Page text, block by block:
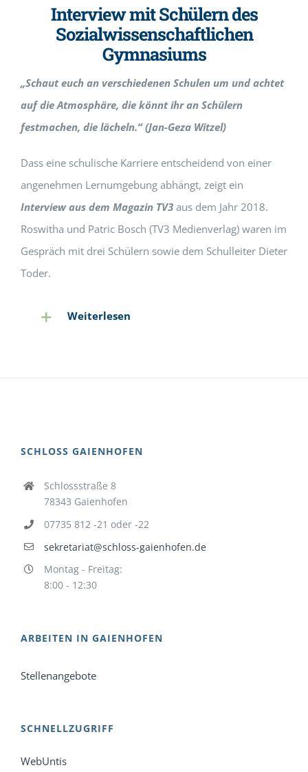
Interview mit Schülern des
Sozialwissenschaftlichen
Gymnasiums
„Schaut euch an verschiedenen Schulen um und achtet
auf die Atmosphäre, die könnt ihr an Schülern
festmachen, die lächeln.“ (Jan-Geza Witzel)
Dass eine schulische Karriere entscheidend von einer
angenehmen Lernumgebung abhängt, zeigt ein
Interview aus dem Magazin TV3aus dem Jahr 2018.
Roswitha und Patric Bosch (TV3 Medienverlag) waren im
Gespräch mit drei Schülern sowie dem Schulleiter Dieter
Toder.
Weiterlesen
SCHLOSS GAIENHOFEN
Schlossstraße 8
78343 Gaienhofen
07735 812 -21 oder -22
sekretariat@schloss-gaienhofen.de
Montag - Freitag:
8:00 - 12:30
ARBEITEN IN GAIENHOFEN
Stellenangebote
SCHNELLZUGRIFF
WebUntis